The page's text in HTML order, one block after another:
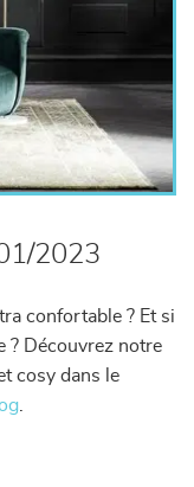
2023
confortable ? Et si
? Découvrez notre
cosy dans le
.